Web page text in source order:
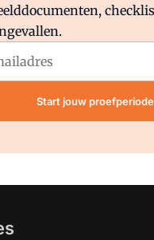
Start jouw proefperiode